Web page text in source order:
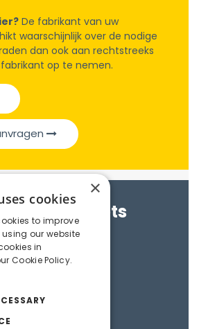
De fabrikant van uw
waarschijnlijk over de nodige
dan ook aan rechtstreeks
op te nemen.
& Datasheets
×
cookies
to improve
using our website
in
Cookie Policy.